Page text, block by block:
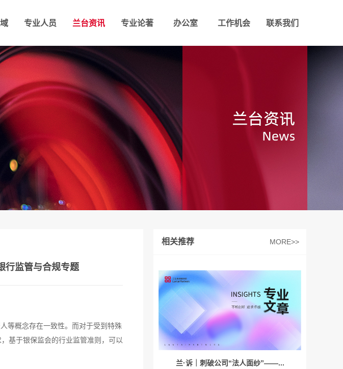
专业人员 兰台资讯 专业论著 办公室 工作机会 联系我们
监管与合规专题
等概念存在一致性。而对于受到特殊
基于银保监会的行业监管准则，可以
相关推荐 MORE>>
兰·诉｜刺破公司“法人面纱”——...